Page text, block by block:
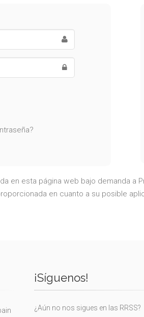
en esta página web bajo demanda
en cuanto a su posible
¡Síguenos!
¿Aún no nos sigues en las RRSS?